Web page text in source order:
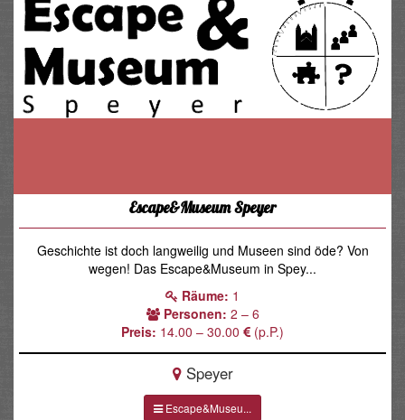
Escape&Museum Speyer
Geschichte ist doch langweilig und Museen sind öde? Von
wegen! Das Escape&Museum in Spey...
Räume: 1
Personen: 2 – 6
Preis: 14.00 – 30.00 (p.P.)
Speyer
Escape&Museu...